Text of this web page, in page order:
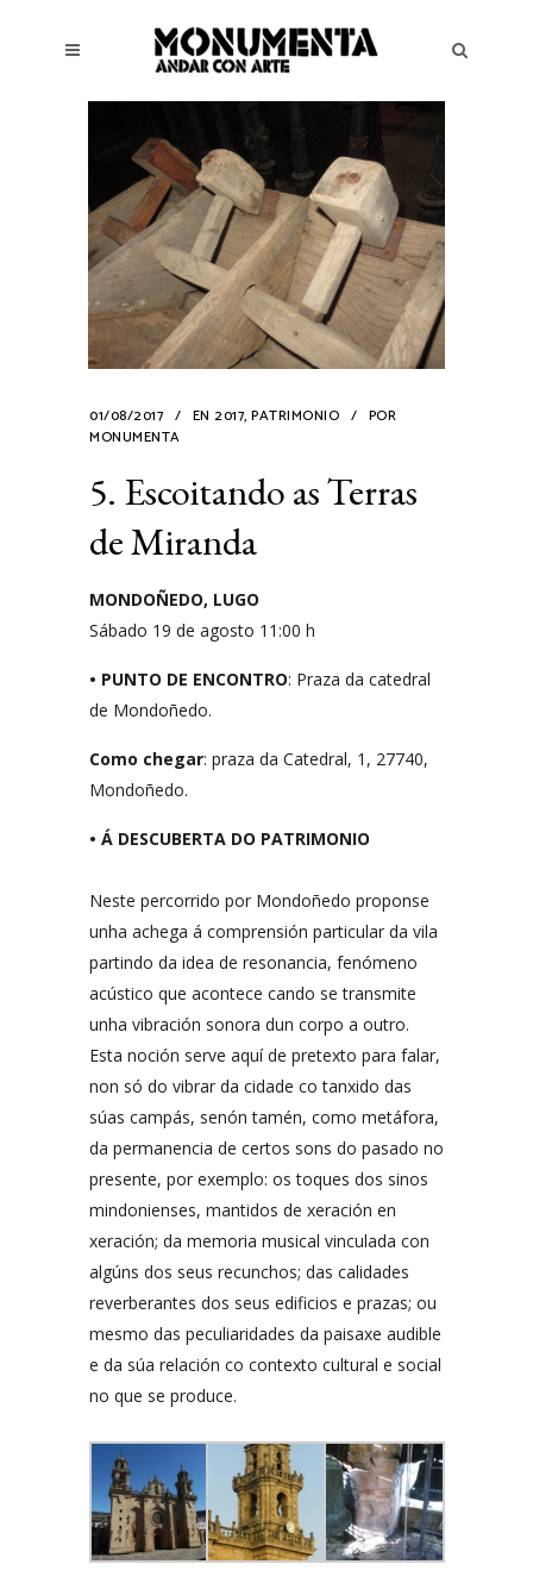
01/08/2017 EN 2017, PATRIMONIO
POR
MONUMENTA
5. Escoitando as Terras
de Miranda
MONDOÑEDO, LUGO
Sábado 19 de agosto 11:00 h
• PUNTO DE ENCONTRO: Praza da catedral
de Mondoñedo.
Como chegar: praza da Catedral, 1, 27740,
Mondoñedo.
• Á DESCUBERTA DO PATRIMONIO
Neste percorrido por Mondoñedo proponse
unha achega á comprensión particular da vila
partindo da idea de resonancia, fenómeno
acústico que acontece cando se transmite
unha vibración sonora dun corpo a outro.
Esta noción serve aquí de pretexto para falar,
non só do vibrar da cidade co tanxido das
súas campás, senón tamén, como metáfora,
da permanencia de certos sons do pasado no
presente, por exemplo: os toques dos sinos
mindonienses, mantidos de xeración en
xeración; da memoria musical vinculada con
algúns dos seus recunchos; das calidades
reverberantes dos seus edificios e prazas; ou
mesmo das peculiaridades da paisaxe audible
e da súa relación co contexto cultural e social
no que se produce.